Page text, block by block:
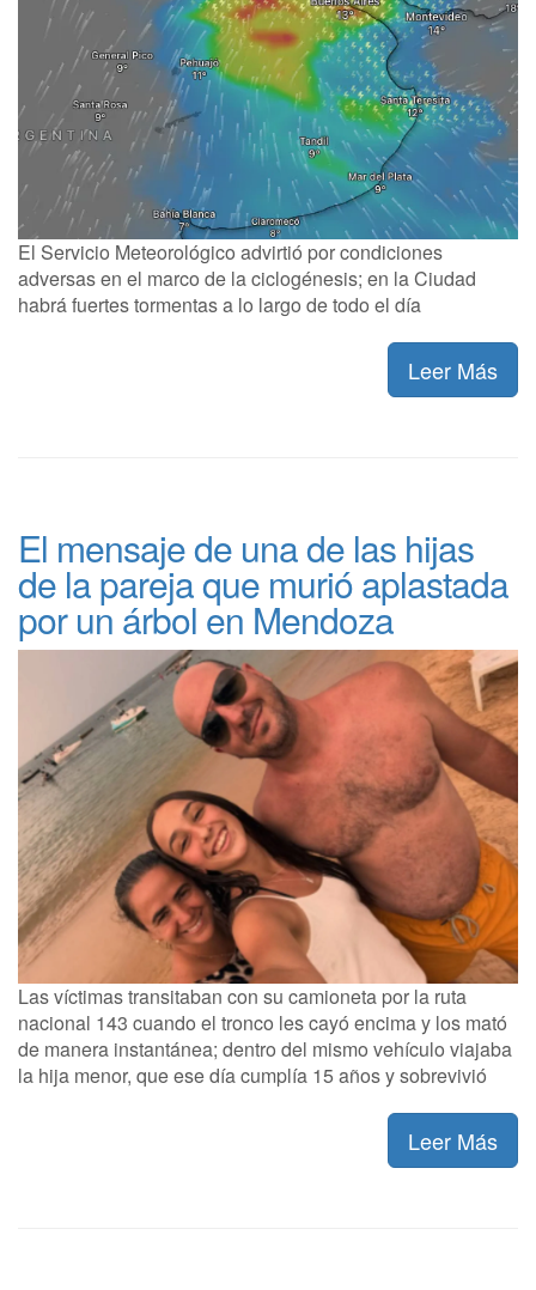
El Servicio Meteorológico advirtió por condiciones
adversas en el marco de la ciclogénesis; en la Ciudad
habrá fuertes tormentas a lo largo de todo el día
Leer Más
El mensaje de una de las hijas
de la pareja que murió aplastada
por un árbol en Mendoza
Las víctimas transitaban con su camioneta por la ruta
nacional 143 cuando el tronco les cayó encima y los mató
de manera instantánea; dentro del mismo vehículo viajaba
la hija menor, que ese día cumplía 15 años y sobrevivió
Leer Más